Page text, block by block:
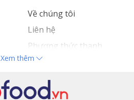
Về chúng tôi
Liên hệ
Phương thức thanh
toán
Tuyển dụng
Xem thêm